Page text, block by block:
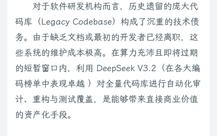
对于软件研发机构而言，历史遗留的庞大代
码库（Legacy Codebase）构成了沉重的技术债
务。由于缺乏文档或最初的开发者已经离职，这
些系统的维护成本极高。在算力充沛且即将过期
的短暂窗口内，利用 DeepSeek V3.2（在各大编
码榜单中表现卓越 ）对全量代码库进行自动化审
计、重构与测试覆盖，是能够带来直接商业价值
的资产化手段。